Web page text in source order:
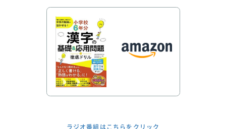
ラジオ番組はこちらをクリック